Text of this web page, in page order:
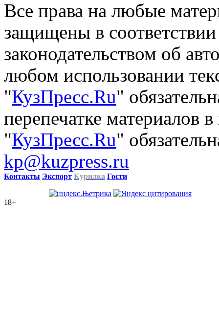
Все права на любые
защищены в
законодательством об
любом использовании
"КузПресс.Ru"
перепечатке материалов
"КузПресс.Ru"
kp@kuzpress.ru
Контакты Экспорт Курилка Гости
18+